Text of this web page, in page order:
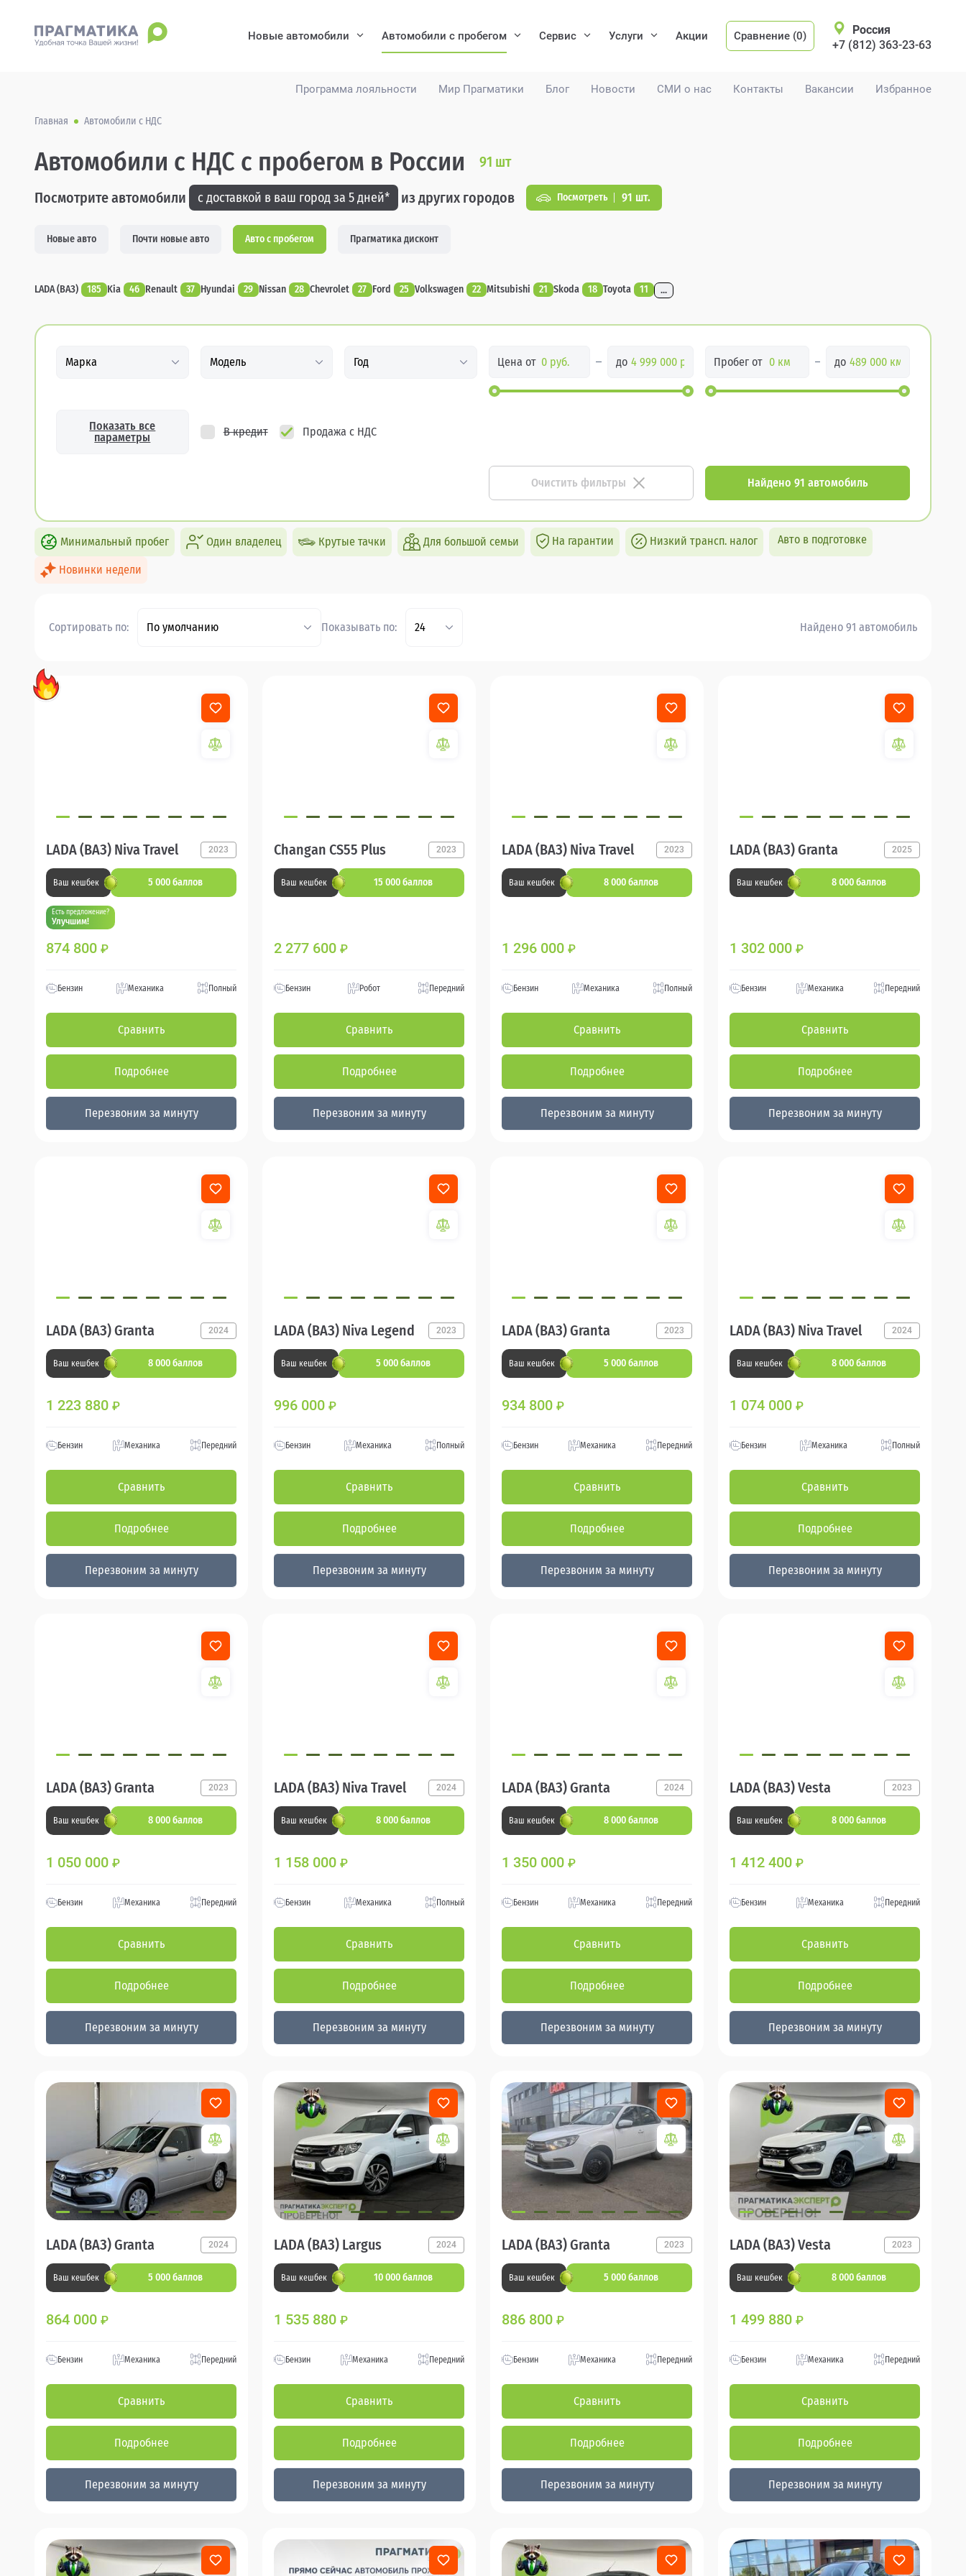
Программа лояльности Мир Прагматики Блог Новости СМИ о нас Контакты Вакансии Избранное
Новые автомобили Автомобили с пробегом Сервис Услуги Акции Сравнение (0)
Россия
+7 (812) 363-23-63
Главная Автомобили с НДС
Автомобили с НДС с пробегом в России 91 шт
Посмотрите автомобили с доставкой в ваш город за 5 дней* из других городов Посмотреть 91 шт.
Новые авто Почти новые авто Авто с пробегом Прагматика дисконт
LADA (ВАЗ) 185 Kia 46 Renault 37 Hyundai 29 Nissan 28 Chevrolet 27 Ford 25 Volkswagen 22 Mitsubishi 21 Skoda 18 Toyota 11 ...
Марка Модель Год Цена от до Пробег от до
Показать все
параметры
В кредит Продажа с НДС
Очистить фильтры Найдено 91 автомобиль
Минимальный пробег Один владелец Крутые тачки Для большой семьи На гарантии Низкий трансп. налог Авто в подготовке
Новинки недели
Сортировать по: По умолчанию Показывать по: 24 Найдено 91 автомобиль
LADA (ВАЗ) Niva Travel 2023
Ваш кешбек 5 000 баллов
Есть предложение?
Улучшим!
874 800 ₽
Бензин Механика Полный
Сравнить
Подробнее
Перезвоним за минуту
Changan CS55 Plus 2023
Ваш кешбек 15 000 баллов
2 277 600 ₽
Бензин Робот Передний
Сравнить
Подробнее
Перезвоним за минуту
LADA (ВАЗ) Niva Travel 2023
Ваш кешбек 8 000 баллов
1 296 000 ₽
Бензин Механика Полный
Сравнить
Подробнее
Перезвоним за минуту
LADA (ВАЗ) Granta 2025
Ваш кешбек 8 000 баллов
1 302 000 ₽
Бензин Механика Передний
Сравнить
Подробнее
Перезвоним за минуту
LADA (ВАЗ) Granta 2024
Ваш кешбек 8 000 баллов
1 223 880 ₽
Бензин Механика Передний
Сравнить
Подробнее
Перезвоним за минуту
LADA (ВАЗ) Niva Legend 2023
Ваш кешбек 5 000 баллов
996 000 ₽
Бензин Механика Полный
Сравнить
Подробнее
Перезвоним за минуту
LADA (ВАЗ) Granta 2023
Ваш кешбек 5 000 баллов
934 800 ₽
Бензин Механика Передний
Сравнить
Подробнее
Перезвоним за минуту
LADA (ВАЗ) Niva Travel 2024
Ваш кешбек 8 000 баллов
1 074 000 ₽
Бензин Механика Полный
Сравнить
Подробнее
Перезвоним за минуту
LADA (ВАЗ) Granta 2023
Ваш кешбек 8 000 баллов
1 050 000 ₽
Бензин Механика Передний
Сравнить
Подробнее
Перезвоним за минуту
LADA (ВАЗ) Niva Travel 2024
Ваш кешбек 8 000 баллов
1 158 000 ₽
Бензин Механика Полный
Сравнить
Подробнее
Перезвоним за минуту
LADA (ВАЗ) Granta 2024
Ваш кешбек 8 000 баллов
1 350 000 ₽
Бензин Механика Передний
Сравнить
Подробнее
Перезвоним за минуту
LADA (ВАЗ) Vesta 2023
Ваш кешбек 8 000 баллов
1 412 400 ₽
Бензин Механика Передний
Сравнить
Подробнее
Перезвоним за минуту
LADA (ВАЗ) Granta 2024
Ваш кешбек 5 000 баллов
864 000 ₽
Бензин Механика Передний
Сравнить
Подробнее
Перезвоним за минуту
LADA (ВАЗ) Largus 2024
Ваш кешбек 10 000 баллов
1 535 880 ₽
Бензин Механика Передний
Сравнить
Подробнее
Перезвоним за минуту
LADA (ВАЗ) Granta 2023
Ваш кешбек 5 000 баллов
886 800 ₽
Бензин Механика Передний
Сравнить
Подробнее
Перезвоним за минуту
LADA (ВАЗ) Vesta 2023
Ваш кешбек 8 000 баллов
1 499 880 ₽
Бензин Механика Передний
Сравнить
Подробнее
Перезвоним за минуту